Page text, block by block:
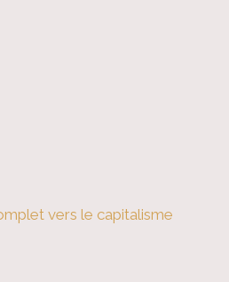
vers le capitalisme